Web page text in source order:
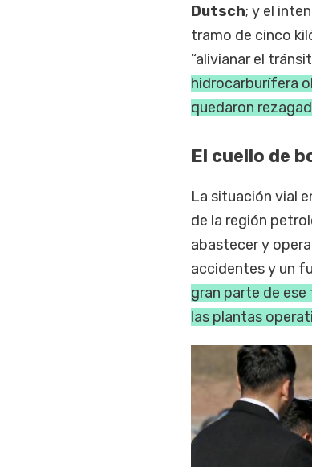
Dutsch; y el
tramo de cinco
“alivianar el
hidrocarburífera
quedaron
El cuello de
La situación vial
de la región
abastecer y
accidentes y un
gran parte de
las plantas